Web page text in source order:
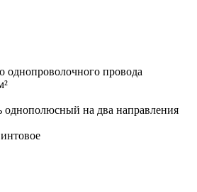
однопроволочного провода
однополюсный на два направления